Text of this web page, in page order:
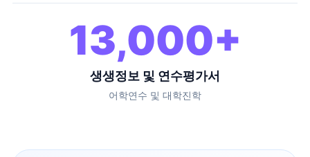
13,000+
생생정보 및 연수평가서
어학연수 및 대학진학